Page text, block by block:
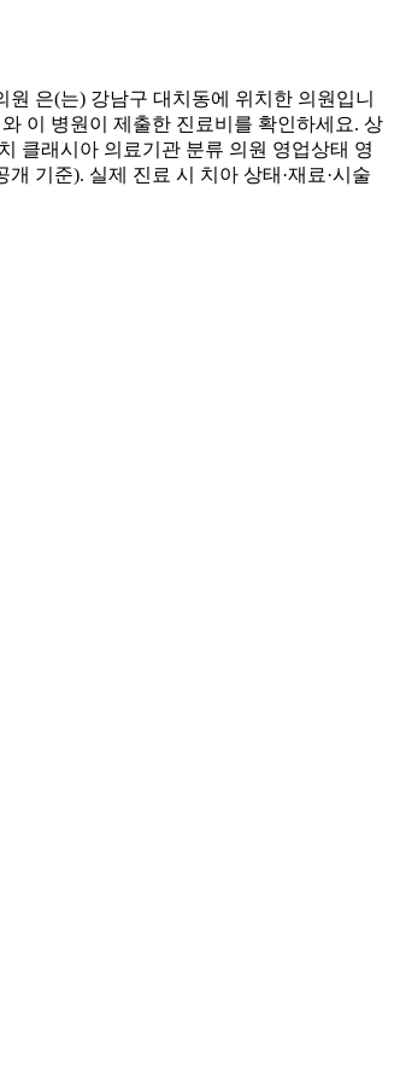
은(는) 강남구 대치동에 위치한 의원입니
이 병원이 제출한 진료비를 확인하세요. 상
클래시아 의료기관 분류 의원 영업상태 영
기준). 실제 진료 시 치아 상태·재료·시술